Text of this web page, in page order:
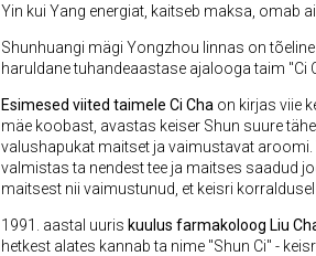
Yin kui Yang energiat, kaitseb maksa, omab
Shunhuangi mägi Yongzhou linnas on
haruldane tuhandeaastase ajalooga taim "Ci
Esimesed viited taimele Ci Cha on kirjas viie
mäe koobast, avastas keiser Shun suure
valushapukat maitset ja vaimustavat
valmistas ta nendest tee ja maitses saadud
maitsest nii vaimustunud, et keisri
1991. aastal uuris kuulus farmakoloog Liu
hetkest alates kannab ta nime "Shun Ci" -